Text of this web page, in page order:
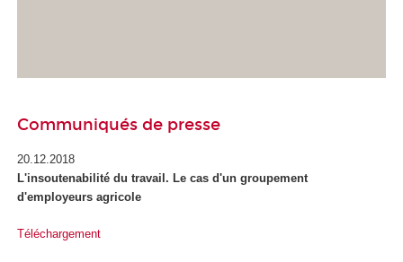
Communiqués de presse
20.12.2018
L'insoutenabilité du travail. Le cas d'un groupement
d'employeurs agricole
Téléchargement